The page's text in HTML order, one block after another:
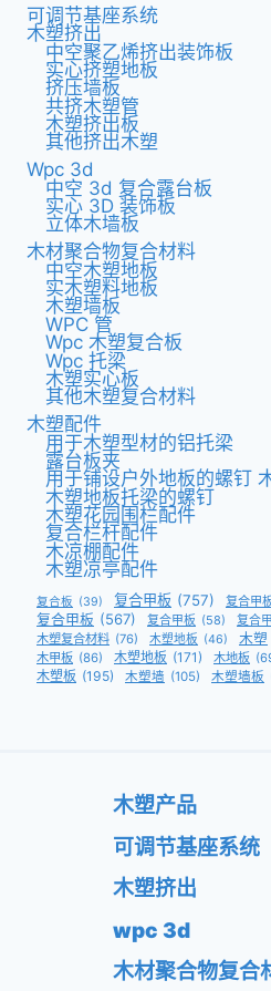
可调节基座系统
木塑挤出
中空聚乙烯挤出装饰板
实心挤塑地板
挤压墙板
共挤木塑管
木塑挤出板
其他挤出木塑
Wpc 3d
中空 3d 复合露台板
实心 3D 装饰板
立体木墙板
木材聚合物复合材料
中空木塑地板
实木塑料地板
木塑墙板
WPC 管
Wpc 木塑复合板
Wpc 托梁
木塑实心板
其他木塑复合材料
木塑配件
用于木塑型材的铝托梁
露台板夹
用于铺设户外地板的螺钉
木塑地板托梁的螺钉
木塑花园围栏配件
复合栏杆配件
木凉棚配件
木塑凉亭配件
复合板 (39) 复合甲板 (757) 复合甲
复合甲板 (567) 复合甲板 (58) 复合
木塑复合材料 (76) 木塑地板 (46) 木塑
木甲板 (86) 木塑地板 (171) 木地板
木塑板 (195) 木塑墙 (105) 木塑墙板
木塑产品
可调节基座系统
木塑挤出
wpc 3d
木材聚合物复合